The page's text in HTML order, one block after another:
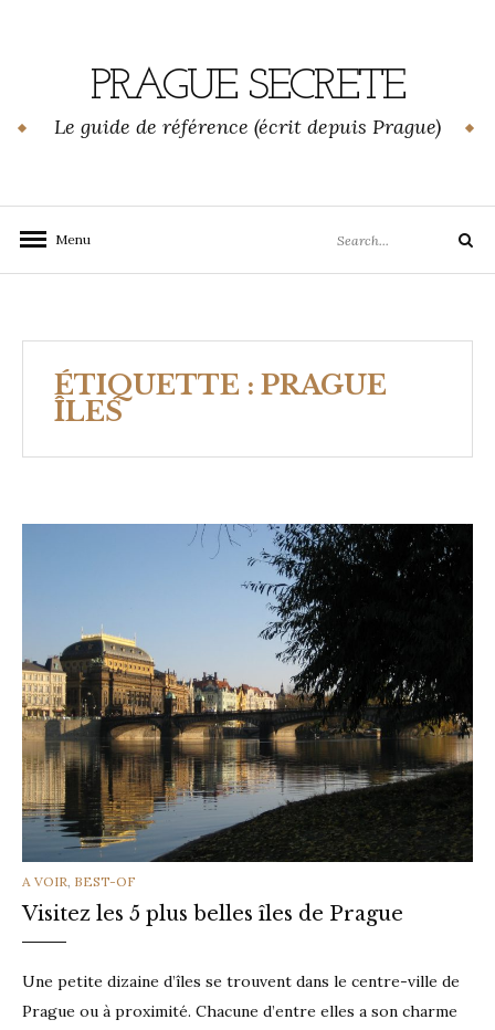
PRAGUE SECRETE
Le guide de référence (écrit depuis Prague)
Menu
for:
Search
ÉTIQUETTE : PRAGUE
ÎLES
CATEGORIES
A VOIR, BEST-OF
Visitez les 5 plus belles îles de Prague
Une petite dizaine d’îles se trouvent dans le centre-ville de
Prague ou à proximité. Chacune d’entre elles a son charme